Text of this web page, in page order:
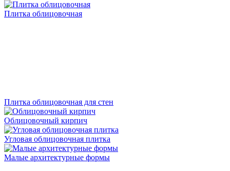
Плитка облицовочная
Плитка облицовочная для стен
Облицовочный кирпич
Угловая облицовочная плитка
Малые архитектурные формы